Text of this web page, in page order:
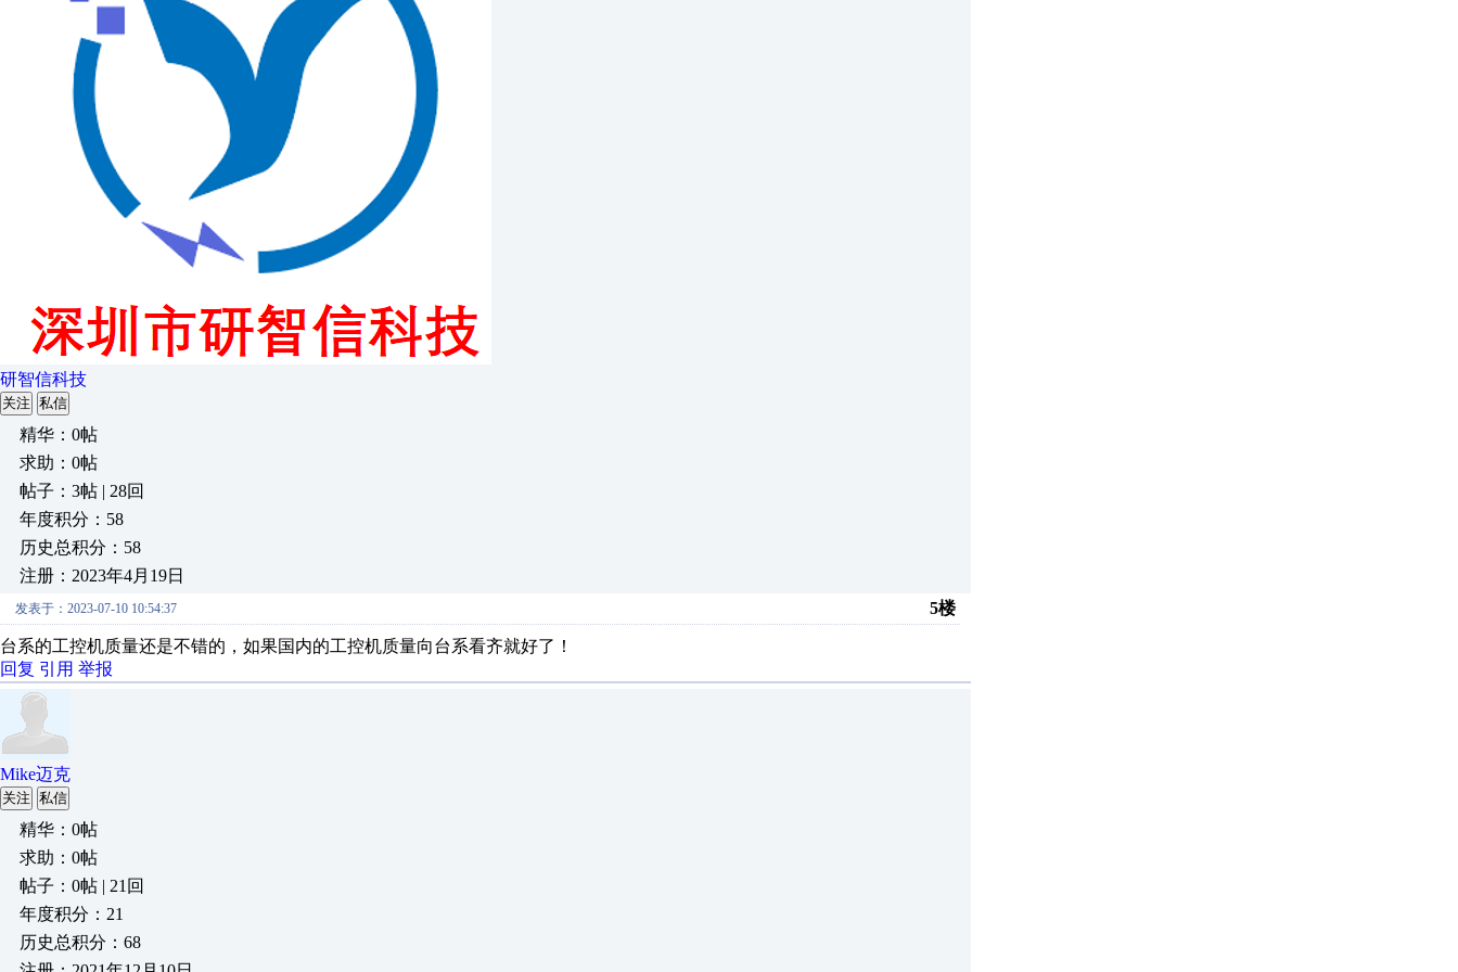
研智信科技
关注 私信
精华：0帖
求助：0帖
帖子：3帖 | 28回
年度积分：58
历史总积分：58
注册：2023年4月19日
发表于：2023-07-10 10:54:37 5楼
台系的工控机质量还是不错的，如果国内的工控机质量向台系看齐就好了！
回复 引用 举报
Mike迈克
关注 私信
精华：0帖
求助：0帖
帖子：0帖 | 21回
年度积分：21
历史总积分：68